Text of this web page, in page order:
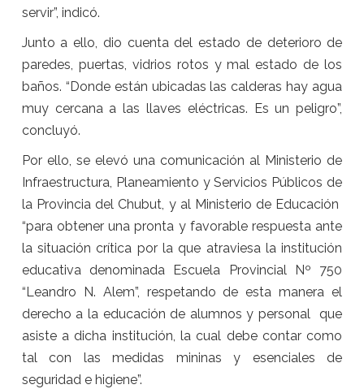
servir”, indicó.
Junto a ello, dio cuenta del estado de deterioro de
paredes, puertas, vidrios rotos y mal estado de los
baños. “Donde están ubicadas las calderas hay agua
muy cercana a las llaves eléctricas. Es un peligro”,
concluyó.
Por ello, se elevó una comunicación al Ministerio de
Infraestructura, Planeamiento y Servicios Públicos de
la Provincia del Chubut, y al Ministerio de Educación
“para obtener una pronta y favorable respuesta ante
la situación crítica por la que atraviesa la institución
educativa denominada Escuela Provincial Nº 750
“Leandro N. Alem”, respetando de esta manera el
derecho a la educación de alumnos y personal que
asiste a dicha institución, la cual debe contar como
tal con las medidas mininas y esenciales de
seguridad e higiene”.